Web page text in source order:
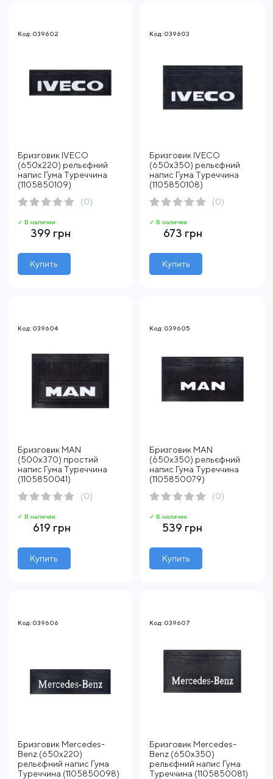
Код: 039602
Бризговик IVECO
(650х220) рельєфний
напис Гума Туреччина
(1105850109)
(0)
✓ В наличии
399 грн
Купить
Код: 039603
Бризговик IVECO
(650х350) рельєфний
напис Гума Туреччина
(1105850108)
(0)
✓ В наличии
673 грн
Купить
Код: 039604
Бризговик MAN
(500х370) простий
напис Гума Туреччина
(1105850041)
(0)
✓ В наличии
619 грн
Купить
Код: 039605
Бризговик MAN
(650х350) рельєфний
напис Гума Туреччина
(1105850079)
(0)
✓ В наличии
539 грн
Купить
Код: 039606
Бризговик Mercedes-
Benz (650х220)
рельєфний напис Гума
Туреччина (1105850098)
Код: 039607
Бризговик Mercedes-
Benz (650х350)
рельєфний напис Гума
Туреччина (1105850081)